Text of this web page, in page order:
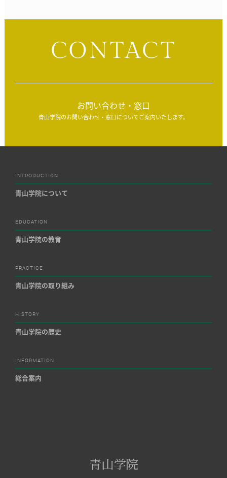
CONTACT
お問い合わせ・窓口
青山学院のお問い合わせ・窓口についてご案内いたします。
INTRODUCTION
青山学院について
EDUCATION
青山学院の教育
PRACTICE
青山学院の取り組み
HISTORY
青山学院の歴史
INFORMATION
総合案内